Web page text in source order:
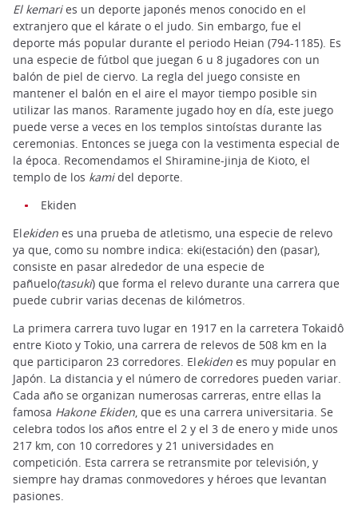
El kemaries un deporte japonés menos conocido en el
extranjero que el kárate o el judo. Sin embargo, fue el
deporte más popular durante el periodo Heian (794-1185). Es
una especie de fútbol que juegan 6 u 8 jugadores con un
balón de piel de ciervo. La regla del juego consiste en
mantener el balón en el aire el mayor tiempo posible sin
utilizar las manos. Raramente jugado hoy en día, este juego
puede verse a veces en los templos sintoístas durante las
ceremonias. Entonces se juega con la vestimenta especial de
la época. Recomendamos el Shiramine-jinja de Kioto, el
templo de los kamidel deporte.
Ekiden
Elekiden es una prueba de atletismo, una especie de relevo
ya que, como su nombre indica: eki(estación) den (pasar),
consiste en pasar alrededor de una especie de
pañuelo(tasuki) que forma el relevo durante una carrera que
puede cubrir varias decenas de kilómetros.
La primera carrera tuvo lugar en 1917 en la carretera Tokaidô
entre Kioto y Tokio, una carrera de relevos de 508 km en la
que participaron 23 corredores. Elekiden es muy popular en
Japón. La distancia y el número de corredores pueden variar.
Cada año se organizan numerosas carreras, entre ellas la
famosa Hakone Ekiden, que es una carrera universitaria. Se
celebra todos los años entre el 2 y el 3 de enero y mide unos
217 km, con 10 corredores y 21 universidades en
competición. Esta carrera se retransmite por televisión, y
siempre hay dramas conmovedores y héroes que levantan
pasiones.